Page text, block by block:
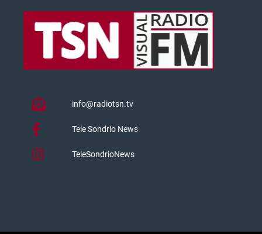
info@radiotsn.tv
Tele Sondrio News
TeleSondrioNews